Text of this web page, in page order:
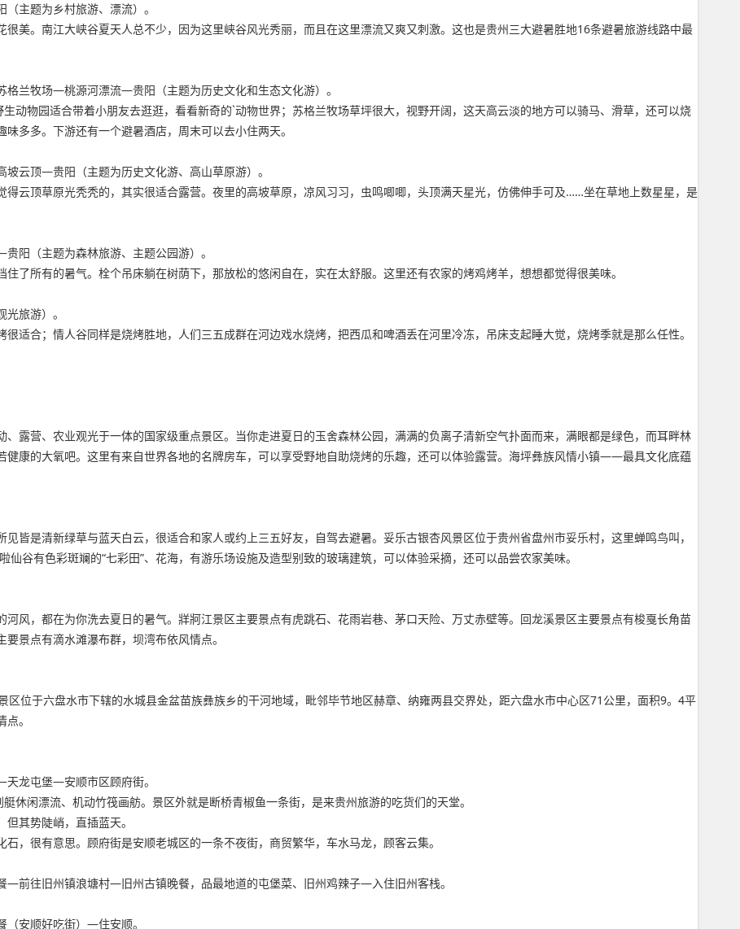
主题为乡村旅游、漂流）。
美。南江大峡谷夏天人总不少，因为这里峡谷风光秀丽，而且在这里漂流又爽又刺激。这也是贵州三大避暑胜地16条避暑旅游线路中最
牧场—桃源河漂流—贵阳（主题为历史文化和生态文化游）。
动物园适合带着小朋友去逛逛，看看新奇的`动物世界；苏格兰牧场草坪很大，视野开阔，这天高云淡的地方可以骑马、滑草，还可以烧
多多。下游还有一个避暑酒店，周末可以去小住两天。
顶—贵阳（主题为历史文化游、高山草原游）。
云顶草原光秃秃的，其实很适合露营。夜里的高坡草原，凉风习习，虫鸣唧唧，头顶满天星光，仿佛伸手可及……坐在草地上数星星，是
（主题为森林旅游、主题公园游）。
了所有的暑气。栓个吊床躺在树荫下，那放松的悠闲自在，实在太舒服。这里还有农家的烤鸡烤羊，想想都觉得很美味。
旅游）。
适合；情人谷同样是烧烤胜地，人们三五成群在河边戏水烧烤，把西瓜和啤酒丢在河里冷冻，吊床支起睡大觉，烧烤季就是那么任性。
露营、农业观光于一体的国家级重点景区。当你走进夏日的玉舍森林公园，满满的负离子清新空气扑面而来，满眼都是绿色，而耳畔林
健康的大氧吧。这里有来自世界各地的名牌房车，可以享受野地自助烧烤的乐趣，还可以体验露营。海坪彝族风情小镇——最具文化底蕴
皆是清新绿草与蓝天白云，很适合和家人或约上三五好友，自驾去避暑。妥乐古银杏风景区位于贵州省盘州市妥乐村，这里蝉鸣鸟叫，
谷有色彩斑斓的“七彩田”、花海，有游乐场设施及造型别致的玻璃建筑，可以体验采摘，还可以品尝农家美味。
风，都在为你洗去夏日的暑气。牂牁江景区主要景点有虎跳石、花雨岩巷、茅口天险、万丈赤壁等。回龙溪景区主要景点有梭戛长角苗
景点有滴水滩瀑布群，坝湾布依风情点。
位于六盘水市下辖的水城县金盆苗族彝族乡的干河地域，毗邻毕节地区赫章、纳雍两县交界处，距六盘水市中心区71公里，面积9。4平
。
龙屯堡—安顺市区顾府街。
休闲漂流、机动竹筏画舫。景区外就是断桥青椒鱼一条街，是来贵州旅游的吃货们的天堂。
其势陡峭，直插蓝天。
，很有意思。顾府街是安顺老城区的一条不夜街，商贸繁华，车水马龙，顾客云集。
前往旧州镇浪塘村—旧州古镇晚餐，品最地道的屯堡菜、旧州鸡辣子—入住旧州客栈。
安顺好吃街）—住安顺。